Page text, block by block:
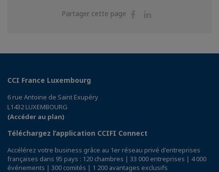
Partager cette page
Partager
CCI France Luxembourg
6 rue Antoine de Saint Exupéry
L1432 LUXEMBOURG
(Accéder au plan)
Téléchargez l’application CCIFI Connect
Accélérez votre business grâce au 1er réseau privé d'entreprises
françaises dans 95 pays : 120 chambres | 33 000 entreprises | 4 000
événements | 300 comités | 1 200 avantages exclusifs